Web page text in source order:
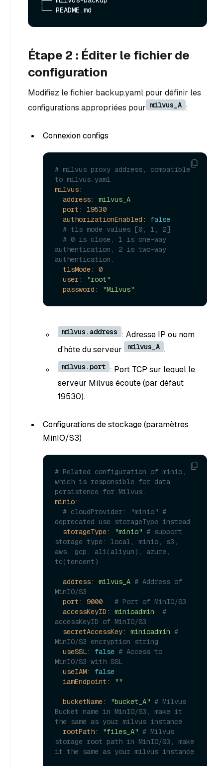
Étape 2 : Éditer le fichier de
configuration
Modifiez le fichier backup.yaml pour définir les
configurations appropriées pour milvus_A :
Connexion configs
# milvus proxy address, compatible
to milvus.yaml
milvus:
address:
milvus_A
port:
19530
authorizationEnabled:
false
# tls mode values [0, 1, 2]
# 0 is close, 1 is one-way
authentication, 2 is two-way
authentication.
tlsMode:
0
user:
"root"
password:
"Milvus"
milvus.address : Adresse IP ou nom
d'hôte du serveur
milvus_A .
milvus.port : Port TCP sur lequel le
serveur Milvus écoute (par défaut
19530).
Configurations de stockage (paramètres
MinIO/S3)
# Related configuration of minio,
which is responsible for data
persistence for Milvus.
minio:
# cloudProvider: "minio" #
deprecated use storageType instead
storageType:
"minio" # support
storage type: local, minio, s3,
aws, gcp, ali(aliyun), azure,
tc(tencent)
address: milvus_A # Address of
MinIO/S3
port:
9000
# Port of MinIO/S3
accessKeyID:
minioadmin
#
accessKeyID of MinIO/S3
secretAccessKey:
minioadmin #
MinIO/S3 encryption string
useSSL:
false # Access to
MinIO/S3 with SSL
useIAM:
false
iamEndpoint:
""
bucketName: "bucket_A" # Milvus
Bucket name in MinIO/S3, make it
the same as your milvus instance
rootPath:
"files_A" # Milvus
storage root path in MinIO/S3, make
it the same as your milvus instance